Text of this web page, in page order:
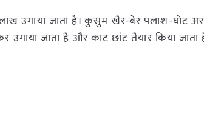
उगाया जाता है। कुसुम खैर-बेर पलाश-घोट
जाता है और काट छांट तैयार किया